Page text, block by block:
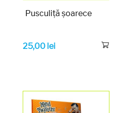
Pusculiță șoarece
25,00 lei